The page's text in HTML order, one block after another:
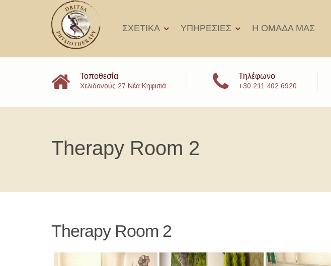
ΣΧΕΤΙΚΑ ΥΠΗΡΕΣΙΕΣ Η ΟΜΑΔΑ ΜΑΣ
Τοποθεσία
Χελιδονούς 27 Νέα Κηφισιά
Τηλέφωνο
+30 211 402 6920
Therapy Room 2
Therapy Room 2